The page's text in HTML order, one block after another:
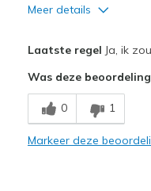
Meer details
Breathe Well
Comfortable
Laatste regel Ja, ik
Was deze
0 1
Markeer deze